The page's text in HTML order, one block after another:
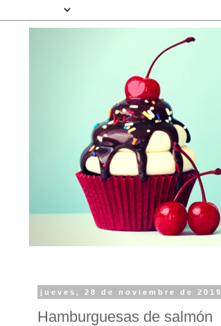
jueves, 28 de noviembre de 2019
Hamburguesas de salmón